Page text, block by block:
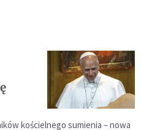
kościelnego sumienia – nowa